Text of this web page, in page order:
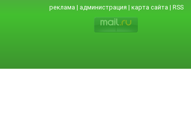
реклама | администрация | карта сайта | RSS